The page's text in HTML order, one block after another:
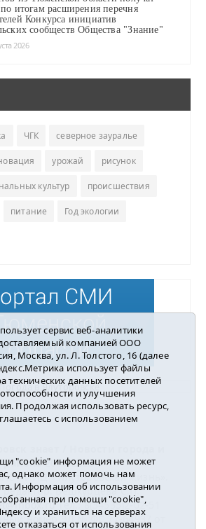
итогам расширения перечня
Конкурса инициатив
сообществ Общества "Знание"
2026
ЧГК северное зауралье
урожай рисунок
культур происшествия
питание Год экологии
в Ялуторовске
района2016-2023
«ИИЦ « Ялуторовская жизнь».
редактор: Вешкурцева С.П.
Тел.: 8(34535)2-02-51
номер ЭЛ № ФС 77-64937 от
сервис веб-аналитики
компанией ООО
Москва, ул. Л. Толстого, 16 (далее
использует файлы
технических данных посетителей
и улучшения
Продолжая использовать ресурс,
с использованием
"cookie" информация не может
однако может помочь нам
Информация об использовании
при помощи "cookie",
и храниться на серверах
отказаться от использования